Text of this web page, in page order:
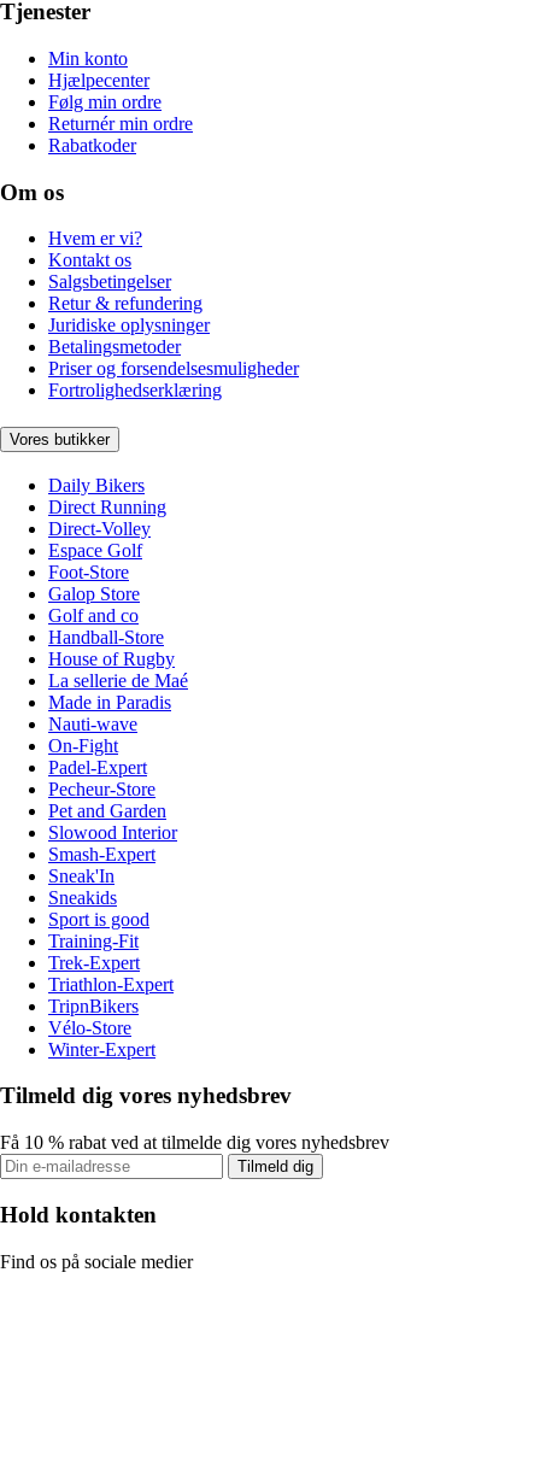
Tjenester
Min konto
Hjælpecenter
Følg min ordre
Returnér min ordre
Rabatkoder
Om os
Hvem er vi?
Kontakt os
Salgsbetingelser
Retur & refundering
Juridiske oplysninger
Betalingsmetoder
Priser og forsendelsesmuligheder
Fortrolighedserklæring
Vores butikker
Daily Bikers
Direct Running
Direct-Volley
Espace Golf
Foot-Store
Galop Store
Golf and co
Handball-Store
House of Rugby
La sellerie de Maé
Made in Paradis
Nauti-wave
On-Fight
Padel-Expert
Pecheur-Store
Pet and Garden
Slowood Interior
Smash-Expert
Sneak'In
Sneakids
Sport is good
Training-Fit
Trek-Expert
Triathlon-Expert
TripnBikers
Vélo-Store
Winter-Expert
Tilmeld dig vores nyhedsbrev
Få 10 % rabat ved at tilmelde dig vores nyhedsbrev
Tilmeld dig
Hold kontakten
Find os på sociale medier